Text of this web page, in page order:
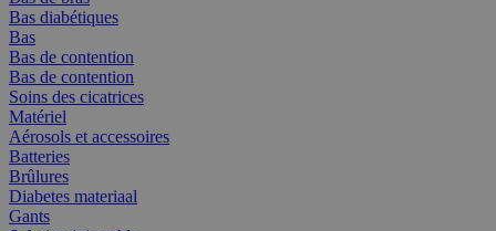
Bas diabétiques
Bas
Bas de contention
Bas de contention
Soins des cicatrices
Matériel
Aérosols et accessoires
Batteries
Brûlures
Diabetes materiaal
Gants